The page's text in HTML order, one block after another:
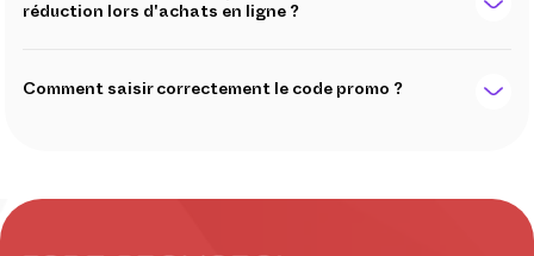
réduction lors d'achats en ligne ?
Comment saisir correctement le code promo ?